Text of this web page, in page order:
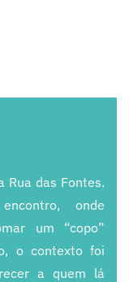
Rua das Fontes.
onde
um “copo”
o contexto foi
a quem lá